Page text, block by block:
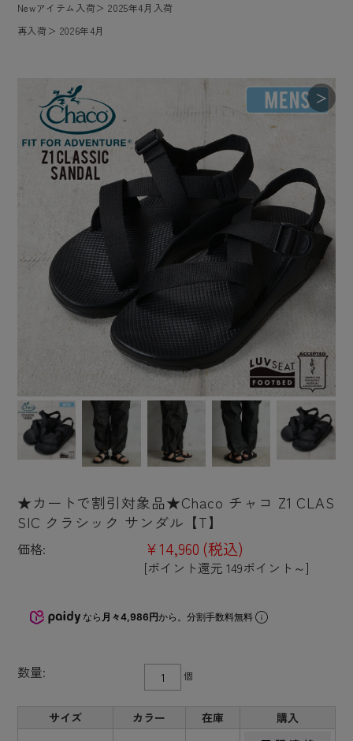
Newアイテム入荷＞2025年4月入荷
再入荷＞ 2026年4月
＞
★カートで割引対象品★Chaco チャコ Z1 CLAS
SIC クラシック サンダル【T】
価格: ¥14,960 (税込)
[ポイント還元 149ポイント～]
なら 月々4,986円から。分割手数料無料
数量: 個
サイズ カラー 在庫 購入